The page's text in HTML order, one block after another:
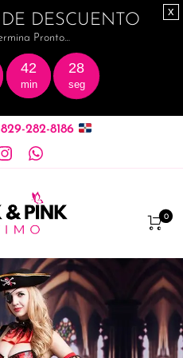
829-282-8186
0
DESCUENTO
Pronto…
42
min
27
seg
x